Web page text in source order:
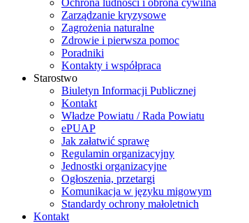
Zarządzanie kryzysowe
Zagrożenia naturalne
Zdrowie i pierwsza pomoc
Poradniki
Kontakty i współpraca
Starostwo
Biuletyn Informacji Publicznej
Kontakt
Władze Powiatu / Rada Powiatu
ePUAP
Jak załatwić sprawę
Regulamin organizacyjny
Jednostki organizacyjne
Ogłoszenia, przetargi
Komunikacja w języku migowym
Standardy ochrony małoletnich
Kontakt